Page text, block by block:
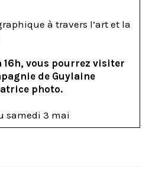
à travers l’art et la
16h, vous pourrez visiter
de Guylaine
photo.
samedi 3 mai